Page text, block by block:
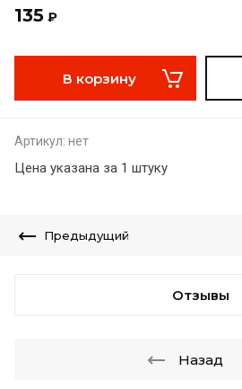
135 ₽
В корзину
Артикул: нет
Цена указана за 1 штуку
Предыдущий
Отзывы
Назад